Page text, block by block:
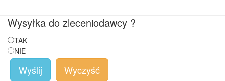
Wysyłka do zleceniodawcy ?
TAK
NIE
Wyślij Wyczyść